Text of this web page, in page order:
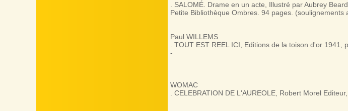
. SALOMÉ. Drame en un acte, Illustré par Aubrey
Petite Bibliothèque Ombres. 94 pages. (soulignements
Paul WILLEMS
. TOUT EST REEL ICI, Editions de la toison d'or
-
WOMAC
. CELEBRATION DE L'AUREOLE, Robert Morel